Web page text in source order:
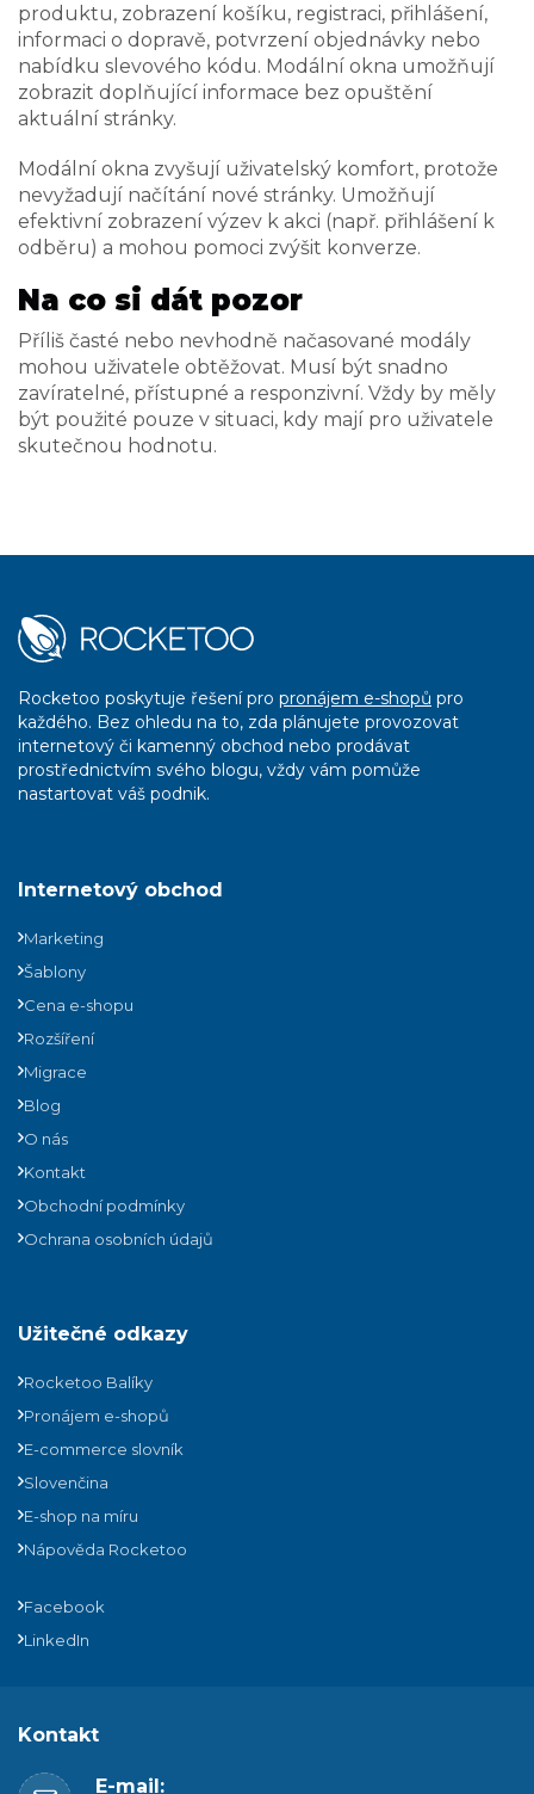
produktu, zobrazení košíku, registraci, přihlášení,
informaci o dopravě, potvrzení objednávky nebo
nabídku slevového kódu. Modální okna umožňují
zobrazit doplňující informace bez opuštění
aktuální stránky.
Modální okna zvyšují uživatelský komfort, protože
nevyžadují načítání nové stránky. Umožňují
efektivní zobrazení výzev k akci (např. přihlášení k
odběru) a mohou pomoci zvýšit konverze.
Na co si dát pozor
Příliš časté nebo nevhodně načasované modály
mohou uživatele obtěžovat. Musí být snadno
zavíratelné, přístupné a responzivní. Vždy by měly
být použité pouze v situaci, kdy mají pro uživatele
skutečnou hodnotu.
Rocketoo poskytuje řešení pro pronájem e-shopů pro
každého. Bez ohledu na to, zda plánujete provozovat
internetový či kamenný obchod nebo prodávat
prostřednictvím svého blogu, vždy vám pomůže
nastartovat váš podnik.
Internetový obchod
Marketing
Šablony
Cena e-shopu
Rozšíření
Migrace
Blog
O nás
Kontakt
Obchodní podmínky
Ochrana osobních údajů
Užitečné odkazy
Rocketoo Balíky
Pronájem e-shopů
E-commerce slovník
Slovenčina
E-shop na míru
Nápověda Rocketoo
Facebook
LinkedIn
Kontakt
E-mail: